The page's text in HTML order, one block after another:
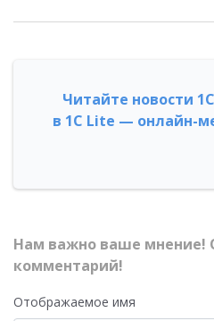
Читайте новости
в 1С Lite — онлайн-
Нам важно ваше мнение!
комментарий!
Отображаемое имя